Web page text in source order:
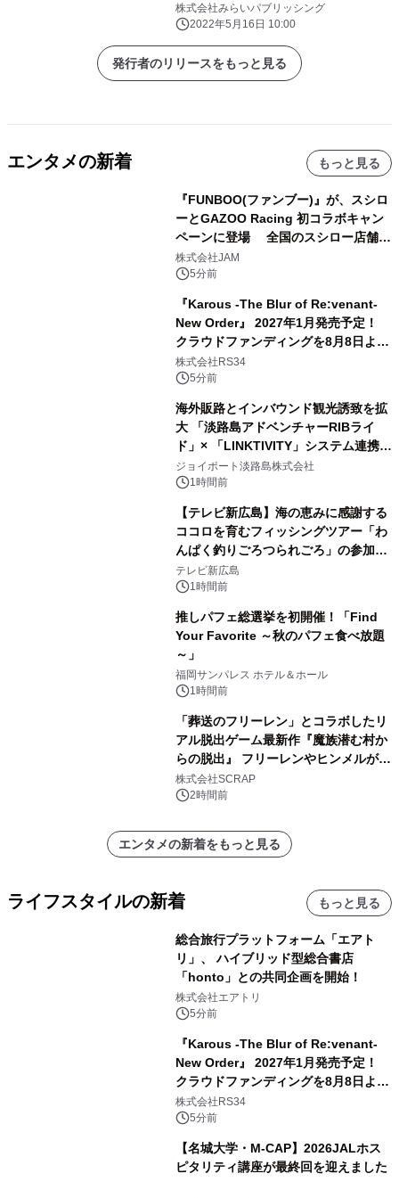
語 新刊『パンダのどすん ボクのおき
にいり』5月23日発売！
株式会社みらいパブリッシング
2022年5月16日 10:00
発行者のリリースをもっと見る
エンタメの新着 もっと見る
『FUNBOO(ファンブー)』が、スシロ
ーとGAZOO Racing 初コラボキャン
ペーンに登場 全国のスシロー店舗で
GR 4車種の FUNBOO(ミニカー)付き
メニューが展開されます
株式会社JAM
5分前
『Karous -The Blur of Re:venant-
New Order』 2027年1月発売予定！
クラウドファンディングを8月8日より
開始
株式会社RS34
5分前
海外販路とインバウンド観光誘致を拡
大 「淡路島アドベンチャーRIBライ
ド」× 「LINKTIVITY」システム連携を
開始！
ジョイポート淡路島株式会社
1時間前
【テレビ新広島】海の恵みに感謝する
ココロを育むフィッシングツアー「わ
んぱく釣りごろつられごろ」の参加小
学生を募集
テレビ新広島
1時間前
推しパフェ総選挙を初開催！「Find
Your Favorite ～秋のパフェ食べ放題
～」
福岡サンパレス ホテル＆ホール
1時間前
「葬送のフリーレン」とコラボしたリ
アル脱出ゲーム最新作『魔族潜む村か
らの脱出』 フリーレンやヒンメルが武
器を手に魔族を見据える描き下ろしメ
インビジュアル公開
株式会社SCRAP
2時間前
エンタメの新着をもっと見る
ライフスタイルの新着 もっと見る
総合旅行プラットフォーム「エアト
リ」、 ハイブリッド型総合書店
「honto」との共同企画を開始！
株式会社エアトリ
5分前
『Karous -The Blur of Re:venant-
New Order』 2027年1月発売予定！
クラウドファンディングを8月8日より
開始
株式会社RS34
5分前
【名城大学・M-CAP】2026JALホス
ピタリティ講座が最終回を迎えました